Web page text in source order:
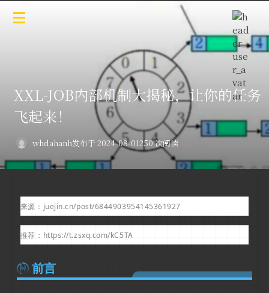
XXL-JOB内部机制大揭秘，让你的任务
飞起来！
whdahanh发布于 2024-08-01250 次阅读
来源：juejin.cn/post/6844903954145361927
推荐：https://t.zsxq.com/kC5TA
前言